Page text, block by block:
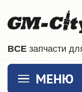
ВCE запчасти
МЕНЮ